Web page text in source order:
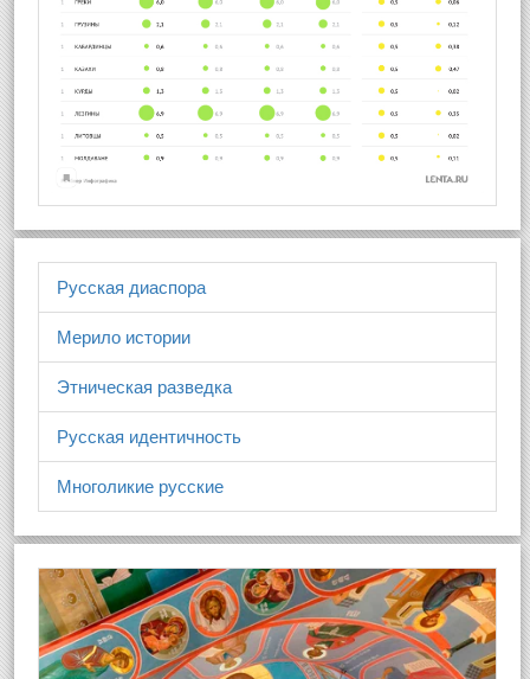
Русская диаспора
Мерило истории
Этническая разведка
Русская идентичность
Многоликие русские